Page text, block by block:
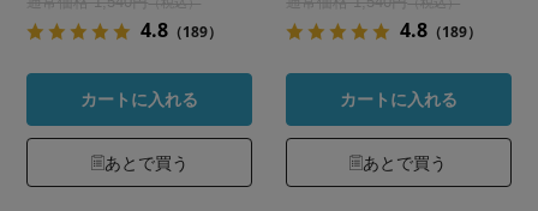
4.8 （189）
カートに入れる
あとで買う
4.8 （189）
カートに入れる
あとで買う